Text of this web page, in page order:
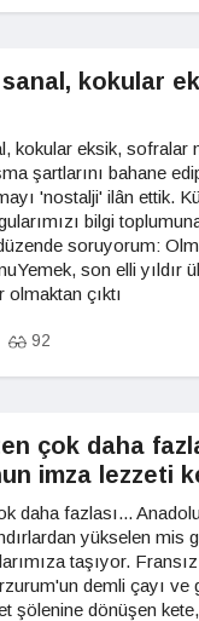
kokular
kokular eksik, sofralar
şartlarını bahane
'nostalji' ilân ettik.
bilgi
soruyorum:
son elli yıldır
olmaktan çıktı
92
çok daha
imza lezzeti
daha fazlası...
yükselen mis
taşıyor.
demli çayı ve
şölenine dönüşen